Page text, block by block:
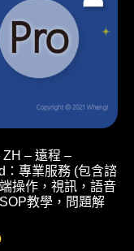
ZH – 遠程 –
：專業服務 (包含諮
操作，視訊，語音
教學，問題解